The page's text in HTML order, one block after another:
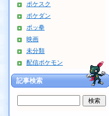
ポケスク
ポケダン
ポッ拳
映画
未分類
配信ポケモン
記事検索